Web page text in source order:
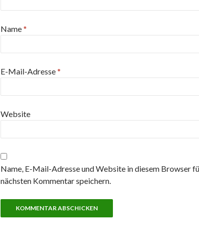
Name*
E-Mail-Adresse*
Website
Name, E-Mail-Adresse und Website in diesem Browser
nächsten Kommentar speichern.